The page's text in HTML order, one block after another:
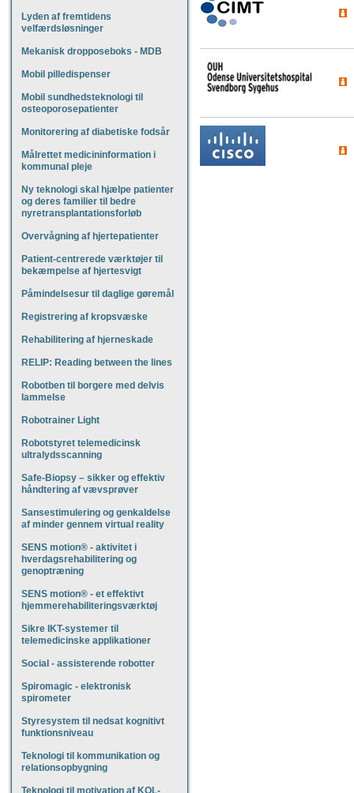
Lyden af fremtidens
velfærdsløsninger
Mekanisk dropposeboks - MDB
Mobil pilledispenser
Mobil sundhedsteknologi til
osteoporosepatienter
Monitorering af diabetiske fodsår
Målrettet medicininformation i
kommunal pleje
Ny teknologi skal hjælpe patienter
og deres familier til bedre
nyretransplantationsforløb
Overvågning af hjertepatienter
Patient-centrerede værktøjer til
bekæmpelse af hjertesvigt
Påmindelsesur til daglige gøremål
Registrering af kropsvæske
Rehabilitering af hjerneskade
RELIP: Reading between the lines
Robotben til borgere med delvis
lammelse
Robotrainer Light
Robotstyret telemedicinsk
ultralydsscanning
Safe-Biopsy – sikker og effektiv
håndtering af vævsprøver
Sansestimulering og genkaldelse
af minder gennem virtual reality
SENS motion® - aktivitet i
hverdagsrehabilitering og
genoptræning
SENS motion® - et effektivt
hjemmerehabiliteringsværktøj
Sikre IKT-systemer til
telemedicinske applikationer
Social - assisterende robotter
Spiromagic - elektronisk
spirometer
Styresystem til nedsat kognitivt
funktionsniveau
Teknologi til kommunikation og
relationsopbygning
Teknologi til motivation af KOL-